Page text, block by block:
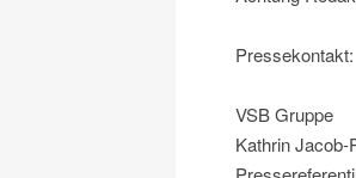
Pressekontakt:
VSB Gruppe
Kathrin Jacob-